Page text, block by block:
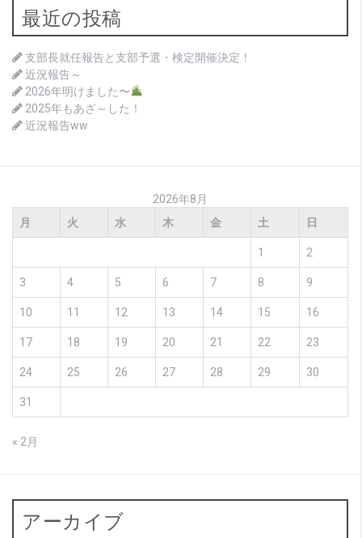
最近の投稿
支部長就任報告と支部予選・検定開催決定！
近況報告～
2026年明けました〜
2025年もあざ～した！
近況報告ww
2026年8月
月
火 水 木 金 土 日
1 2
3 4 5 6 7 8 9
10 11 12 13 14 15 16
17 18 19 20 21 22 23
24 25 26 27 28 29 30
31
« 2月
アーカイブ